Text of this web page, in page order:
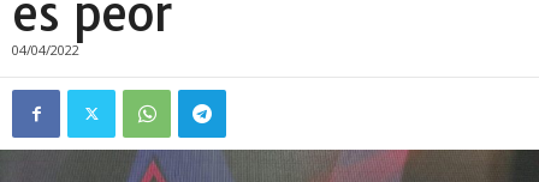
es peor
04/04/2022